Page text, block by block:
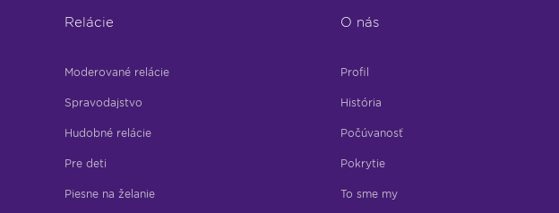
Relácie
Moderované relácie
Spravodajstvo
Hudobné relácie
Pre deti
Piesne na želanie
O nás
Profil
História
Počúvanosť
Pokrytie
To sme my